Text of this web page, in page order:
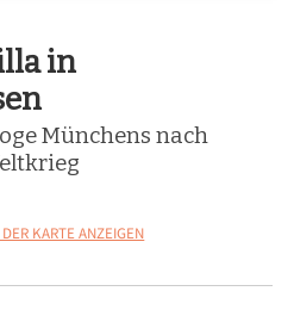
in
Münchens nach
KARTE ANZEIGEN